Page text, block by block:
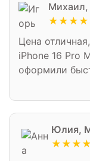
Цена
iPhone 16 Pro
оформили
Юлия,